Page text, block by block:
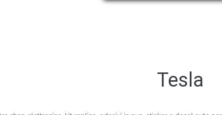
Tesla